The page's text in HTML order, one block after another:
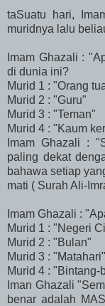
taSuatu hari,
muridnya lalu
Imam Ghazali :
di dunia ini?
Murid 1 : "Orang
Murid 2 : "Guru"
Murid 3 : "Teman"
Murid 4 : "Kaum
Imam Ghazali :
paling dekat
bahawa setiap
mati ( Surah Ali-
Imam Ghazali :
Murid 1 : "Negeri
Murid 2 : "Bulan"
Murid 3 : "Matahari"
Murid 4 : "Bintang-
Iman Ghazali
benar adalah